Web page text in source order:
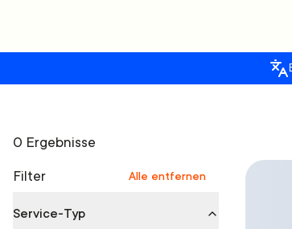
0 Ergebnisse
Filter Alle entfernen
Service-Typ